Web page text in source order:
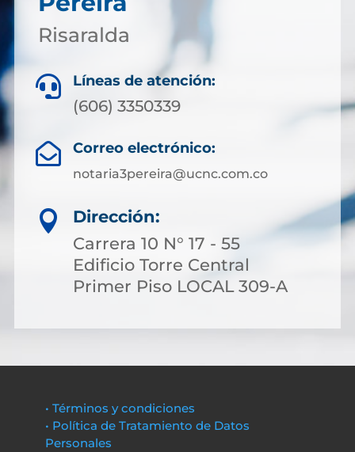
Risaralda
 Líneas de atención:
(606) 3350339
 Correo electrónico:
notaria3pereira@ucnc.com.co

Dirección:
Carrera 10 N° 17 - 55
Edificio Torre Central
Primer Piso LOCAL 309-A
• Términos y condiciones
• Política de Tratamiento de Datos
Personales